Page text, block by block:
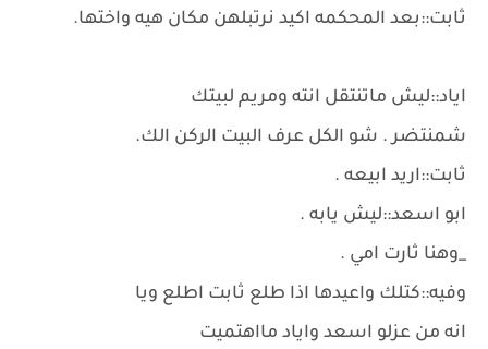
ثابت::بعد المحكمه اكيد نرتبلهن مكان هيه واختها.
اياد::ليش ماتنتقل انته ومريم لبيتك
شمنتضر . شو الكل عرف البيت الركن الك.
ثابت::اريد ابيعه .
ابو اسعد::ليش يابه .
_وهنا ثارت امي .
وفيه::كتلك واعيدها اذا طلع ثابت اطلع ويا
انه من عزلو اسعد واياد مااهتميت